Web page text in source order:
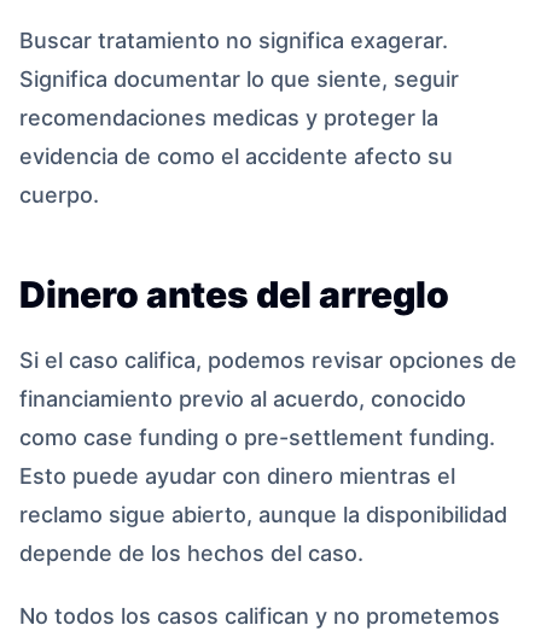
Buscar tratamiento no significa exagerar.
Significa documentar lo que siente, seguir
recomendaciones medicas y proteger la
evidencia de como el accidente afecto su
cuerpo.
Dinero antes del arreglo
Si el caso califica, podemos revisar opciones de
financiamiento previo al acuerdo, conocido
como case funding o pre-settlement funding.
Esto puede ayudar con dinero mientras el
reclamo sigue abierto, aunque la disponibilidad
depende de los hechos del caso.
No todos los casos califican y no prometemos